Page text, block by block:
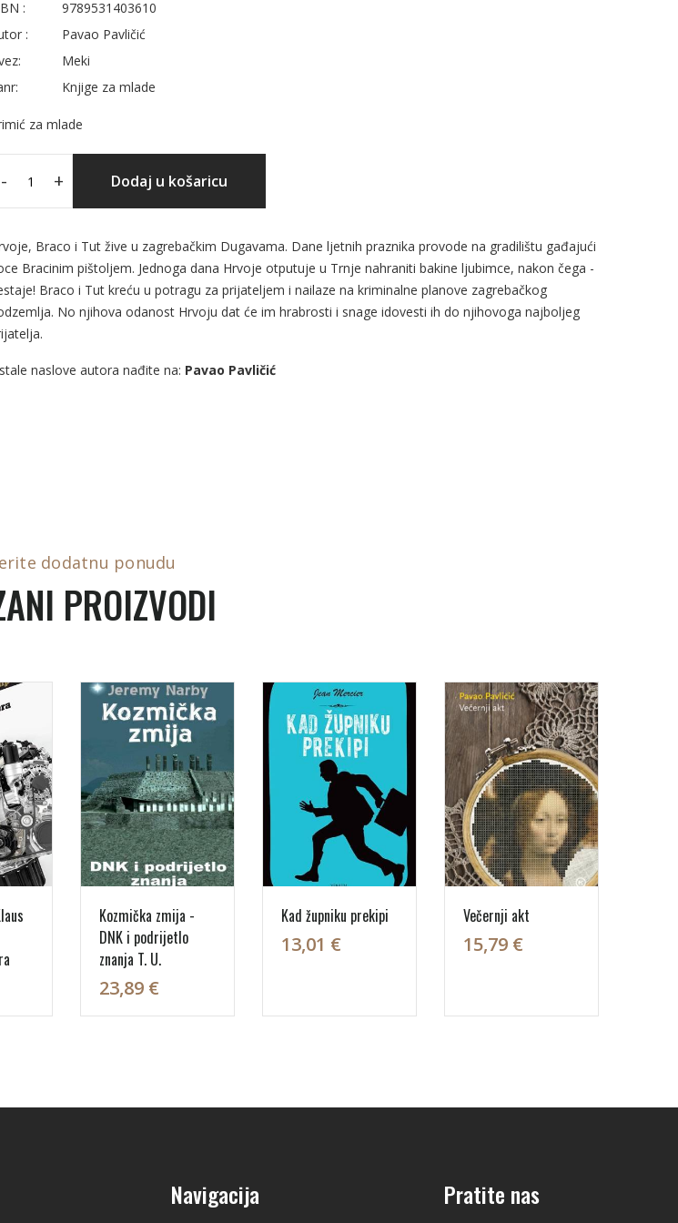
:
9789531403610
:
Pavao Pavličić
Meki
Knjige za mlade
za mlade
- + Dodaj u košaricu
Braco i Tut žive u zagrebačkim Dugavama. Dane ljetnih praznika provode na gradilištu gađajući
Bracinim pištoljem. Jednoga dana Hrvoje otputuje u Trnje nahraniti bakine ljubimce, nakon čega -
Braco i Tut kreću u potragu za prijateljem i nailaze na kriminalne planove zagrebačkog
No njihova odanost Hrvoju dat će im hrabrosti i snage idovesti ih do njihovoga najboljeg
naslove autora nađite na: Pavao Pavličić
dodatnu ponudu
PROIZVODI
Kozmička zmija -
DNK i podrijetlo
znanja T. U.
23,89 €
Kad župniku prekipi
13,01 €
Večernji akt
15,79 €
Navigacija Pratite nas